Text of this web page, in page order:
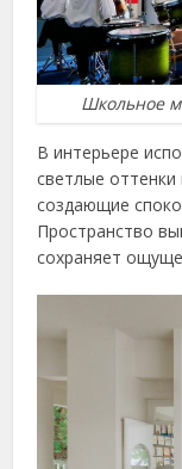
Школьное
В интерьере
светлые
создающие
Пространство
сохраняет